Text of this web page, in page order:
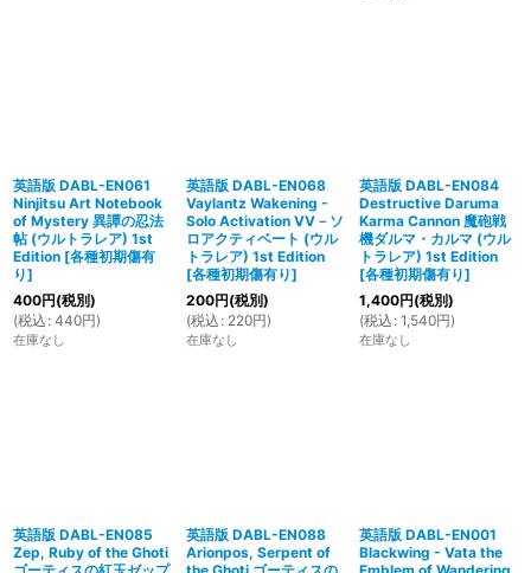
英語版 DABL-EN061
Ninjitsu Art Notebook
of Mystery 異譚の忍法
帖 (ウルトラレア) 1st
Edition [各種初期傷有
り]
400円(税別)
(税込 : 440円)
在庫なし
英語版 DABL-EN068
Vaylantz Wakening -
Solo Activation VV－ソ
ロアクティベート (ウル
トラレア) 1st Edition
[各種初期傷有り]
200円(税別)
(税込 : 220円)
在庫なし
英語版 DABL-EN084
Destructive Daruma
Karma Cannon 魔砲戦
機ダルマ・カルマ (ウル
トラレア) 1st Edition
[各種初期傷有り]
1,400円(税別)
(税込 : 1,540円)
在庫なし
英語版 DABL-EN085
Zep, Ruby of the Ghoti
英語版 DABL-EN088
Arionpos, Serpent of
英語版 DABL-EN001
Blackwing - Vata the